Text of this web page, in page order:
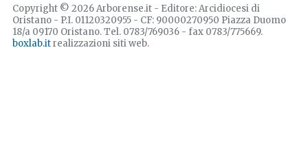
Copyright © 2026 Arborense.it - Editore: Arcidiocesi di
Oristano - P.I. 01120320955 - CF: 90000270950 Piazza Duomo
18/a 09170 Oristano. Tel. 0783/769036 - fax 0783/775669.
boxlab.itrealizzazioni siti web.